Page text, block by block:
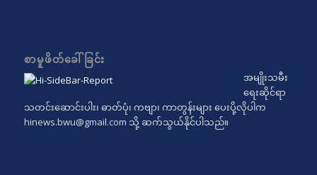
စာမူဖိတ်ခေါ်ခြင်း
အမျိုးသမီး
ရေးဆိုင်ရာ
သတင်းဆောင်းပါး၊ ဓာတ်ပုံ၊ ကဗျာ၊ ကာတွန်းများ ပေးပို့လိုပါက
hinews.bwu@gmail.com သို့ ဆက်သွယ်နိုင်ပါသည်။